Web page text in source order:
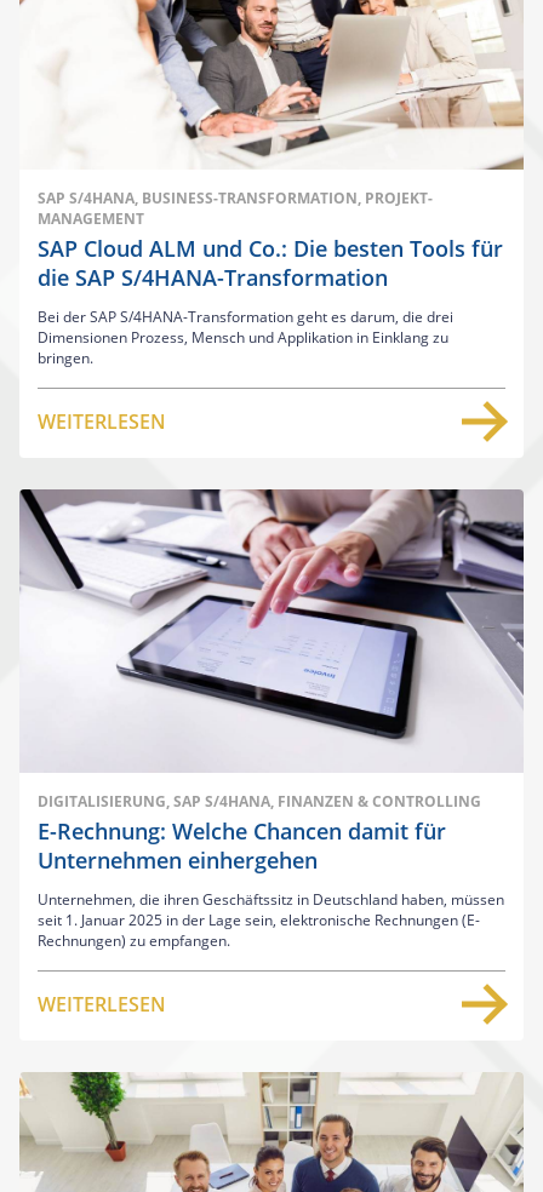
SAP S/4HANA, BUSINESS-TRANSFORMATION, PROJEKT-
MANAGEMENT
SAP Cloud ALM und Co.: Die besten Tools für
die SAP S/4HANA-Transformation
Bei der SAP S/4HANA-Transformation geht es darum, die drei
Dimensionen Prozess, Mensch und Applikation in Einklang zu
bringen.
WEITERLESEN
DIGITALISIERUNG, SAP S/4HANA, FINANZEN & CONTROLLING
E-Rechnung: Welche Chancen damit für
Unternehmen einhergehen
Unternehmen, die ihren Geschäftssitz in Deutschland haben, müssen
seit 1. Januar 2025 in der Lage sein, elektronische Rechnungen (E-
Rechnungen) zu empfangen.
WEITERLESEN